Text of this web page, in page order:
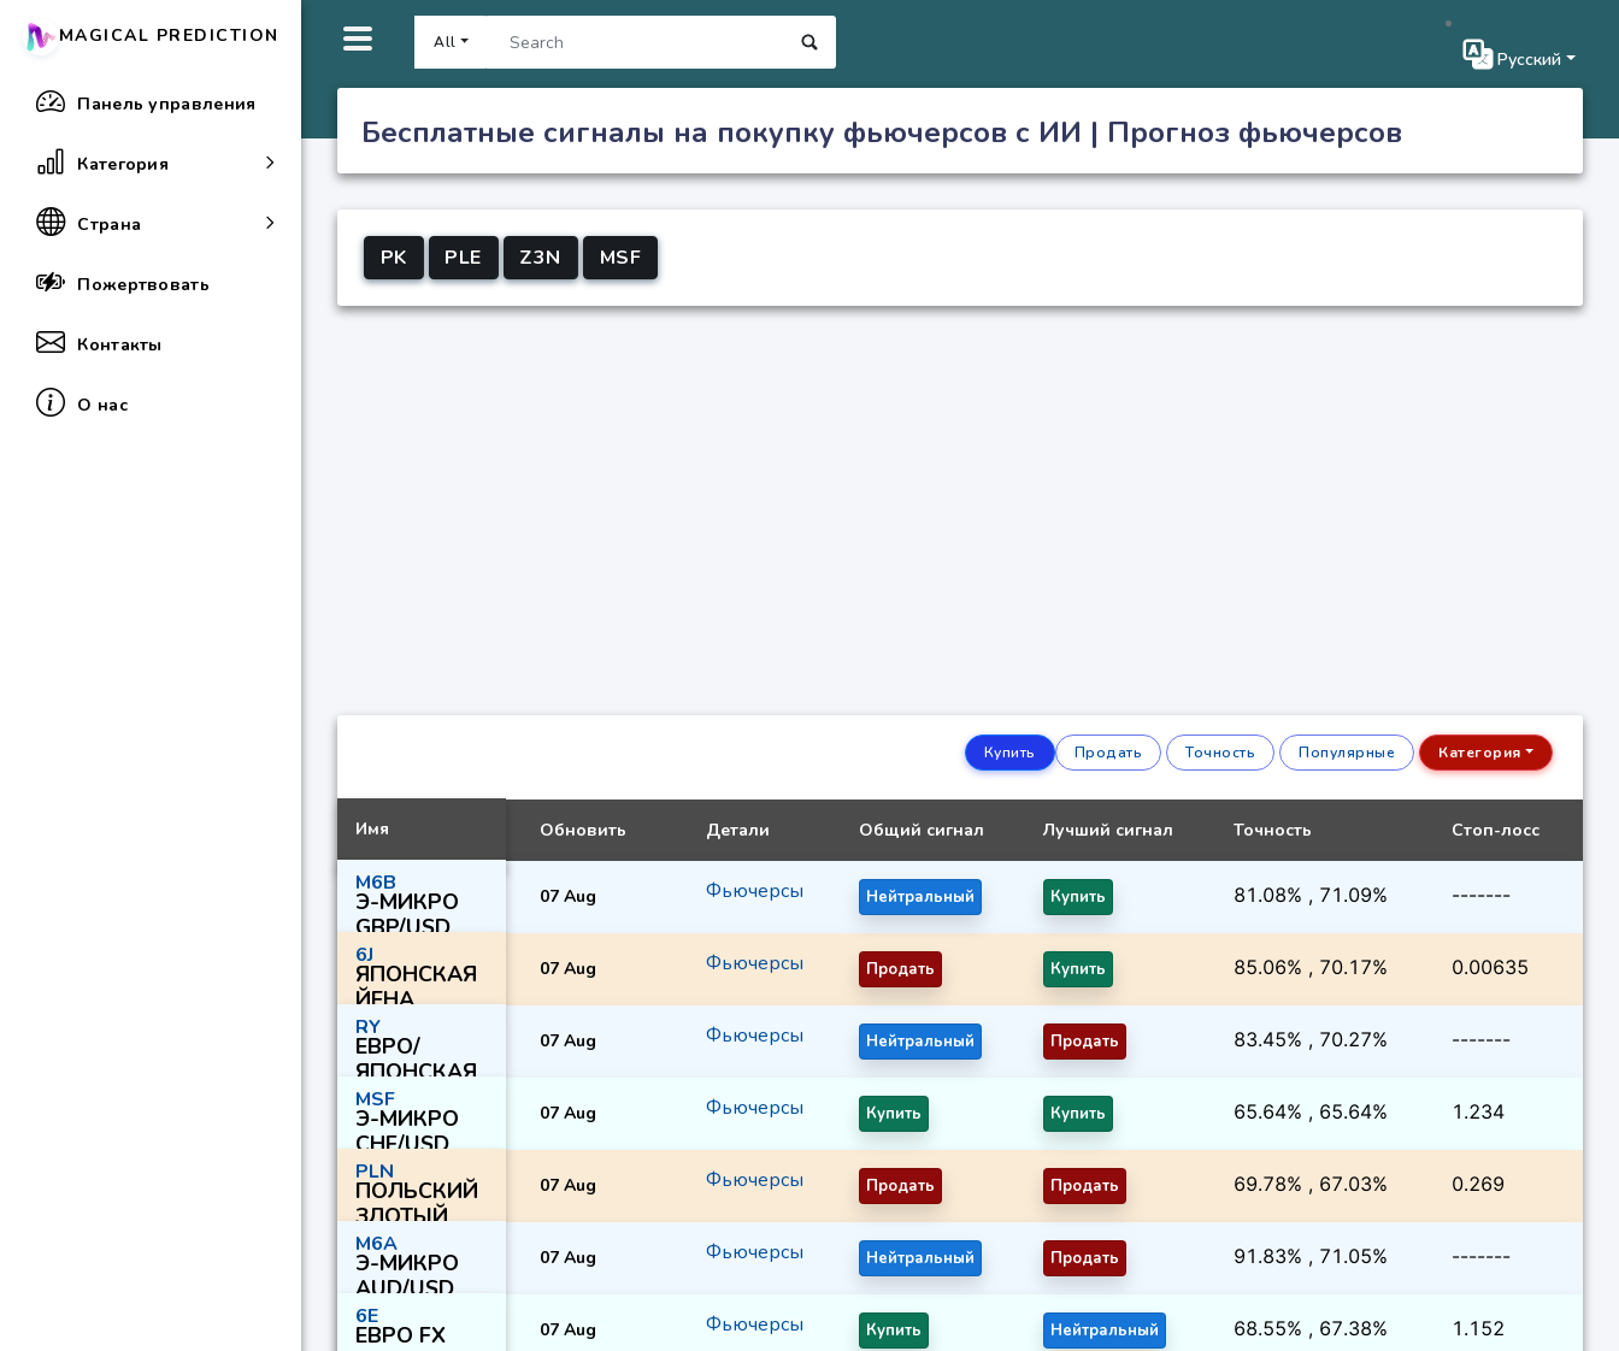
All
Русский
MAGICAL PREDICTION
Панель управления
Категория
Страна
Пожертвовать
Контакты
О нас
Бесплатные сигналы на покупку фьючерсов с ИИ | Прогноз фьючерсов
PK PLE Z3N MSF
Купить Продать Точность Популярные Категория
Имя Обновить Детали Общий сигнал Лучший сигнал Точность Стоп-лосс
M6B
Э-МИКРО
GBP/USD
07 Aug Фьючерсы Нейтральный Купить 81.08% , 71.09% -------
6J
ЯПОНСКАЯ
ЙЕНА
07 Aug Фьючерсы Продать Купить 85.06% , 70.17% 0.00635
RY
ЕВРО/
ЯПОНСКАЯ
ЙЕНА
07 Aug Фьючерсы Нейтральный Продать 83.45% , 70.27% -------
MSF
Э-МИКРО
CHF/USD
07 Aug Фьючерсы Купить Купить 65.64% , 65.64% 1.234
PLN
ПОЛЬСКИЙ
ЗЛОТЫЙ
07 Aug Фьючерсы Продать Продать 69.78% , 67.03% 0.269
M6A
Э-МИКРО
AUD/USD
07 Aug Фьючерсы Нейтральный Продать 91.83% , 71.05% -------
6E
ЕВРО FX 07 Aug Фьючерсы Купить Нейтральный 68.55% , 67.38% 1.152